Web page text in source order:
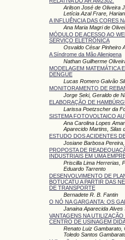
Arilson José de Oliveira
Letícia Azal Frare,
A INFLUÊNCIA DAS CORES
Ana Maria Magri de
MÓDULO DE ACESSO AO
SERVIÇO ELETRÔNICA
Osvaldo César Pinheiro
A Síndrome da Mão Alienigena
Nathan Guilherme
MODELAGEM MATEMÁTICA
DENGUE
Lucas Romero Galvão
MONITORAMENTO DE
Jorge Seki, Geraldo de
ELABORAÇÃO DE
Larissa Poetzscher da
SISTEMA FOTOVOLTAICO
Ana Carolina Lopes
Aparecido Martins, Silas
ESTUDO DOS ACIDENTES
Josiane Barbosa
PROPOSTA DE
INDUSTRIAIS EM UMA
Priscilla Lima Herrerias,
Eduardo Tarrento
DESENVOLVIMENTO DE
BOTUCATU A PARTIR DAS
DE TRANSPORTE
Bernadete R. B. Fantin
O NÓ NA GARGANTA: OS
Janaina Aparecida
VANTAGENS NA
CENTRO DE USINAGEM
Renato Luiz Gambarato,
Toledo Santos